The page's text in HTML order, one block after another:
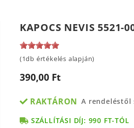
KAPOCS NEVIS 5521-
(1db értékelés alapján)
390,00 Ft
RAKTÁRON A rendeléstől
SZÁLLÍTÁSI DÍJ: 990 FT-TÓL